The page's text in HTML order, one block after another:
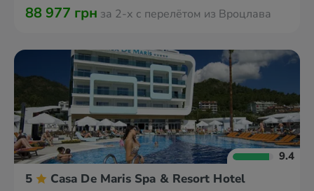
88 977 грн за 2-х с перелётом из Вроцлава
9.4
5 Casa De Maris Spa & Resort Hotel